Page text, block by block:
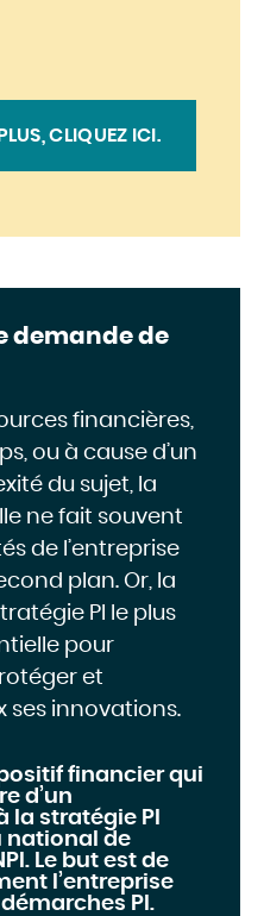
CLIQUEZ ICI.
demande de
financières,
ou à cause d’un
du sujet, la
ne fait souvent
de l’entreprise
plan. Or, la
PI le plus
pour
et
ses innovations.
financier qui
d’un
stratégie PI
national de
Le but est de
l’entreprise
PI.